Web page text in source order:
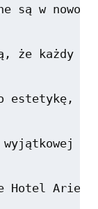
są w
że
wyjątkowej
Hotel Aries